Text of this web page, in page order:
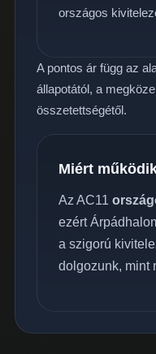
országos
A pontos ár függ az
állapotától, a
összetettségétől.
Miért
Az AC11
ezért
a szigorú
dolgozunk, mint